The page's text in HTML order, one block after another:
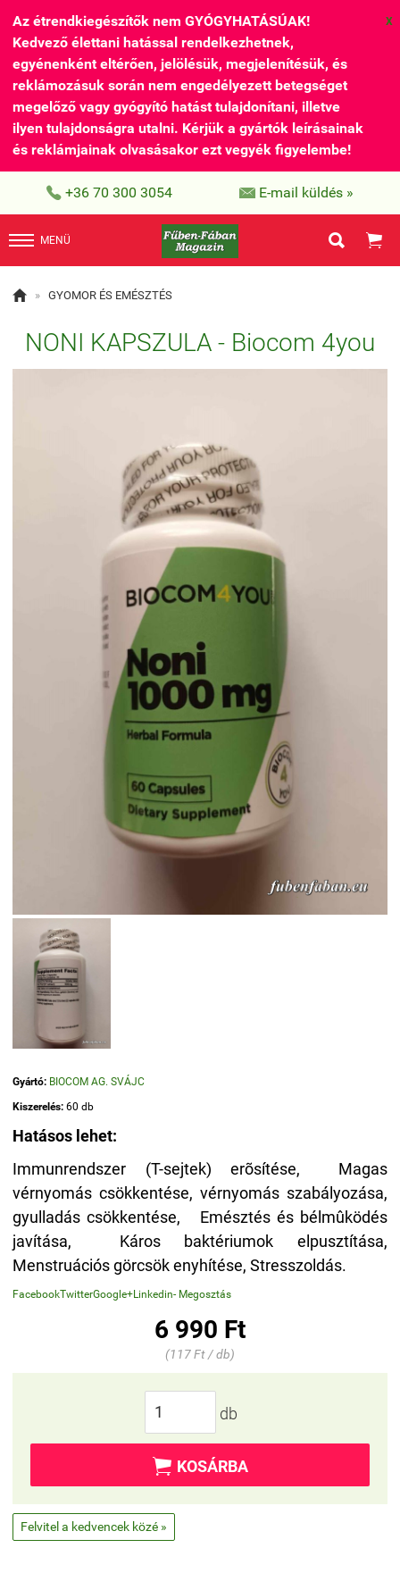
Az étrendkiegészítők nem GYÓGYHATÁSÚAK!
Kedvező élettani hatással rendelkezhetnek,
egyénenként eltérően, jelölésük, megjelenítésük, és
reklámozásuk során nem engedélyezett betegséget
megelőző vagy gyógyító hatást tulajdonítani, illetve
ilyen tulajdonságra utalni. Kérjük a gyártók leírásainak
és reklámjainak olvasásakor ezt vegyék figyelembe!
X
 +36 70 300 3054  E-mail küldés »
MENÜ  
 » GYOMOR ÉS EMÉSZTÉS
NONI KAPSZULA - Biocom 4you
Gyártó: BIOCOM AG. SVÁJC
Kiszerelés: 60 db
Hatásos lehet:
Immunrendszer (T-sejtek) erõsítése, Magas
vérnyomás csökkentése, vérnyomás szabályozása,
gyulladás csökkentése, Emésztés és bélmûködés
javítása, Káros baktériumok elpusztítása,
Menstruációs görcsök enyhítése, Stresszoldás.
FacebookTwitterGoogle+Linkedin- Megosztás
6 990 Ft
(117 Ft / db)
db
 KOSÁRBA
Felvitel a kedvencek közé »